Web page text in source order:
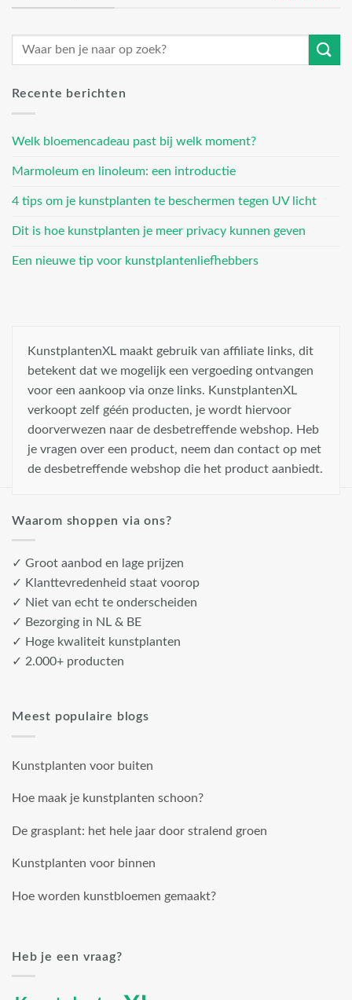
Recente berichten
Welk bloemencadeau past bij welk moment?
Marmoleum en linoleum: een introductie
4 tips om je kunstplanten te beschermen tegen UV licht
Dit is hoe kunstplanten je meer privacy kunnen geven
Een nieuwe tip voor kunstplantenliefhebbers
KunstplantenXL maakt gebruik van affiliate links, dit
betekent dat we mogelijk een vergoeding ontvangen
voor een aankoop via onze links. KunstplantenXL
verkoopt zelf géén producten, je wordt hiervoor
doorverwezen naar de desbetreffende webshop. Heb
je vragen over een product, neem dan contact op met
de desbetreffende webshop die het product aanbiedt.
Waarom shoppen via ons?
✓ Groot aanbod en lage prijzen
✓ Klanttevredenheid staat voorop
✓ Niet van echt te onderscheiden
✓ Bezorging in NL & BE
✓ Hoge kwaliteit kunstplanten
✓ 2.000+ producten
Meest populaire blogs
Kunstplanten voor buiten
Hoe maak je kunstplanten schoon?
De grasplant: het hele jaar door stralend groen
Kunstplanten voor binnen
Hoe worden kunstbloemen gemaakt?
Heb je een vraag?